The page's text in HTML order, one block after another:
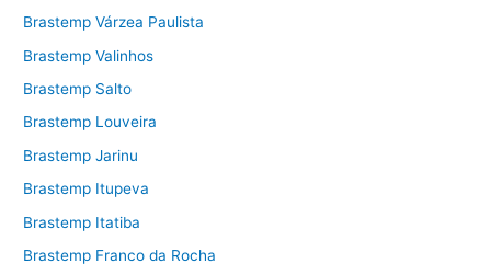
Brastemp Várzea Paulista
Brastemp Valinhos
Brastemp Salto
Brastemp Louveira
Brastemp Jarinu
Brastemp Itupeva
Brastemp Itatiba
Brastemp Franco da Rocha